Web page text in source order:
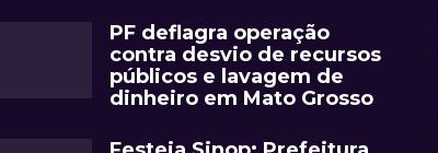
PF deflagra operação
contra desvio de recursos
públicos e lavagem de
dinheiro em Mato Grosso